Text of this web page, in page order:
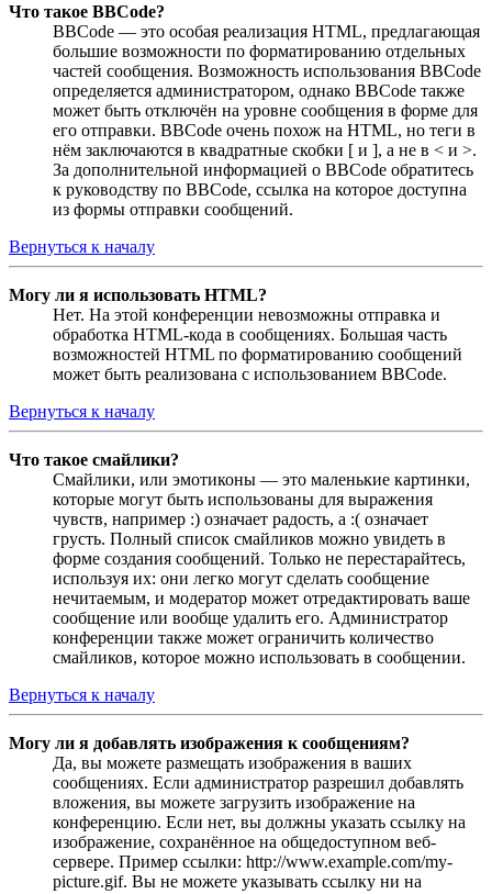
Что такое BBCode?
BBCode — это особая реализация HTML, предлагающая
большие возможности по форматированию отдельных
частей сообщения. Возможность использования BBCode
определяется администратором, однако BBCode также
может быть отключён на уровне сообщения в форме для
его отправки. BBCode очень похож на HTML, но теги в
нём заключаются в квадратные скобки [ и ], а не в < и >.
За дополнительной информацией о BBCode обратитесь
к руководству по BBCode, ссылка на которое доступна
из формы отправки сообщений.
Вернуться к началу
Могу ли я использовать HTML?
Нет. На этой конференции невозможны отправка и
обработка HTML-кода в сообщениях. Большая часть
возможностей HTML по форматированию сообщений
может быть реализована с использованием BBCode.
Вернуться к началу
Что такое смайлики?
Смайлики, или эмотиконы — это маленькие картинки,
которые могут быть использованы для выражения
чувств, например :) означает радость, а :( означает
грусть. Полный список смайликов можно увидеть в
форме создания сообщений. Только не перестарайтесь,
используя их: они легко могут сделать сообщение
нечитаемым, и модератор может отредактировать ваше
сообщение или вообще удалить его. Администратор
конференции также может ограничить количество
смайликов, которое можно использовать в сообщении.
Вернуться к началу
Могу ли я добавлять изображения к сообщениям?
Да, вы можете размещать изображения в ваших
сообщениях. Если администратор разрешил добавлять
вложения, вы можете загрузить изображение на
конференцию. Если нет, вы должны указать ссылку на
изображение, сохранённое на общедоступном веб-
сервере. Пример ссылки: http://www.example.com/my-
picture.gif. Вы не можете указывать ссылку ни на